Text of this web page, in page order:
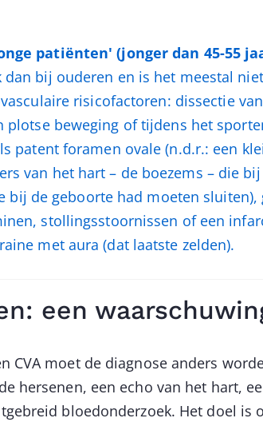
patiënten' (jonger dan 45-55
dan bij ouderen en is het meestal
risicofactoren: dissectie
plotse beweging of tijdens het
patent foramen ovale (n.d.r.: een
van het hart – de boezems – die
bij de geboorte had moeten sluiten),
stollingsstoornissen of een
met aura (dat laatste zelden).
een
CVA moet de diagnose anders
hersenen, een echo van het hart,
bloedonderzoek. Het doel is